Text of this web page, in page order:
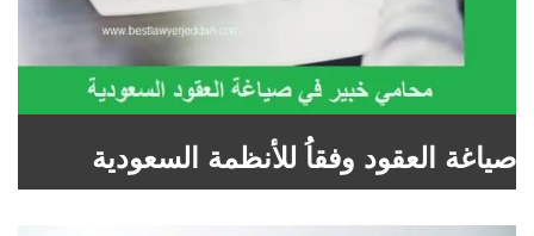
صياغة العقود وفقاُ للأنظمة السعودية